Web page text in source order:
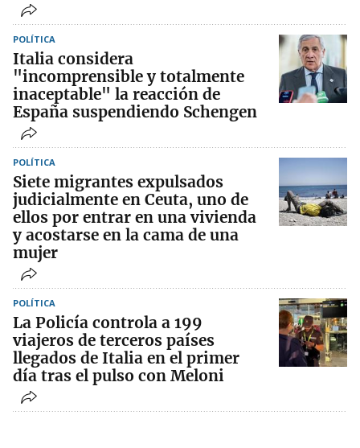
POLÍTICA
Italia considera
"incomprensible y totalmente
inaceptable" la reacción de
España suspendiendo Schengen
POLÍTICA
Siete migrantes expulsados
judicialmente en Ceuta, uno de
ellos por entrar en una vivienda
y acostarse en la cama de una
mujer
POLÍTICA
La Policía controla a 199
viajeros de terceros países
llegados de Italia en el primer
día tras el pulso con Meloni